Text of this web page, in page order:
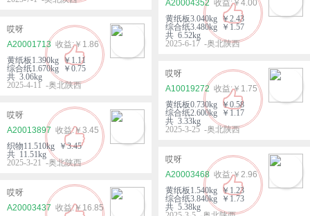
A20004352 ￥4.00
黄纸板3.040kg ￥2.43
综合纸3.480kg ￥1.57
共 6.52kg
2025-6-17 -奥北陕西
哎呀
A20001713
￥1.86
黄纸板1.390kg ￥1.11
综合纸1.670kg ￥0.75
共 3.06kg
2025-4-11 -奥北陕西
哎呀
A10019272
￥1.75
黄纸板0.730kg ￥0.58
综合纸2.600kg ￥1.17
共 3.33kg
2025-3-25 -奥北陕西
哎呀
A20013897
￥3.45
织物11.510kg ￥3.45
共 11.51kg
2025-3-21 -奥北陕西
哎呀
A20003468
￥2.96
黄纸板1.540kg ￥1.23
综合纸3.840kg ￥1.73
共 5.38kg
2025-3-5 -奥北陕西
哎呀
A20003437
￥16.85